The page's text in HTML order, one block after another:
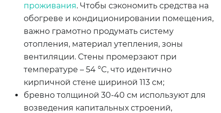
проживания. Чтобы сэкономить средства на
обогреве и кондиционировании помещения,
важно грамотно продумать систему
отопления, материал утепления, зоны
вентиляции. Стены промерзают при
температуре – 54 °C, что идентично
кирпичной стене шириной 113 см;
бревно толщиной 30-40 см используют для
возведения капитальных строений,